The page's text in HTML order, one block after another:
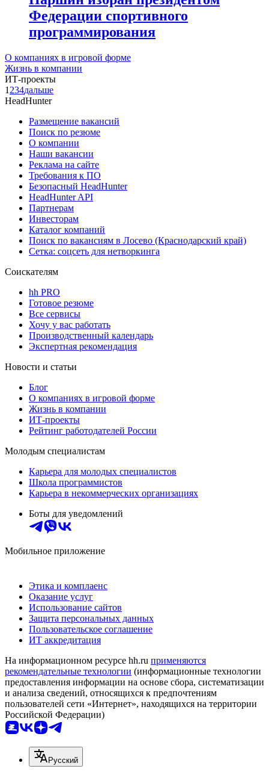
Федерации спортивного
программирования
О компаниях в игровой форме
Жизнь в компании
ИТ-проекты
1 234дальше
HeadHunter
Размещение вакансий
Поиск по резюме
О компании
Наши вакансии
Реклама на сайте
Требования к ПО
Безопасный HeadHunter
HeadHunter API
Партнерам
Инвесторам
Каталог компаний
Поиск по вакансиям в Лосево (Краснодарский край)
Сетка: соцсеть для нетворкинга
Соискателям
hh PRO
Готовое резюме
Все сервисы
Хочу у вас работать
Производственный календарь
Экспертная рекомендация
Новости и статьи
Блог
О компаниях в игровой форме
Жизнь в компании
ИТ-проекты
Рейтинг работодателей России
Молодым специалистам
Карьера для молодых специалистов
Школа программистов
Карьера в некоммерческих организациях
Боты для уведомлений
Мобильное приложение
Этика и комплаенс
Оказание услуг
Использование сайтов
Защита персональных данных
Пользовательское соглашение
ИТ аккредитация
На информационном ресурсе hh.ru применяются
рекомендательные технологии (информационные технологии
предоставления информации на основе сбора, систематизации
и анализа сведений, относящихся к предпочтениям
пользователей сети «Интернет», находящихся на территории
Российской Федерации)
Русский